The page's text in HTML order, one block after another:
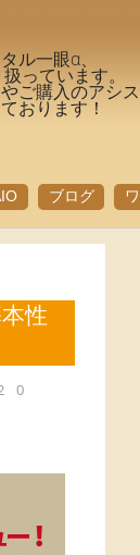
ル一眼α、
っています。
ご購入のアシ
おります！
ブログ
性
0